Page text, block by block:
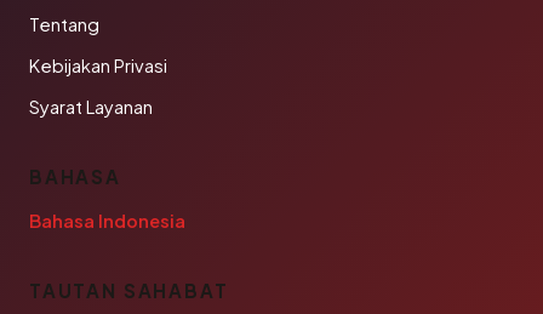
Tentang
Kebijakan Privasi
Syarat Layanan
BAHASA
Bahasa Indonesia
TAUTAN SAHABAT